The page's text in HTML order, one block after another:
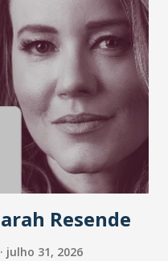
Resende
julho 31, 2026